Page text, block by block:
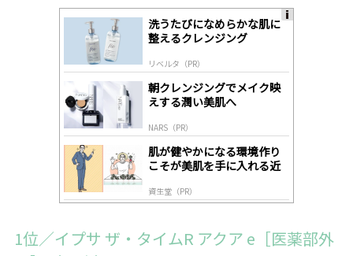
洗うたびになめらかな肌に
整えるクレンジング
リベルタ（PR）
朝クレンジングでメイク映
えする潤い美肌へ
NARS（PR）
肌が健やかになる環境作り
こそが美肌を手に入れる近
資生堂（PR）
1位／イプサ ザ・タイムR アクア e［医薬部外